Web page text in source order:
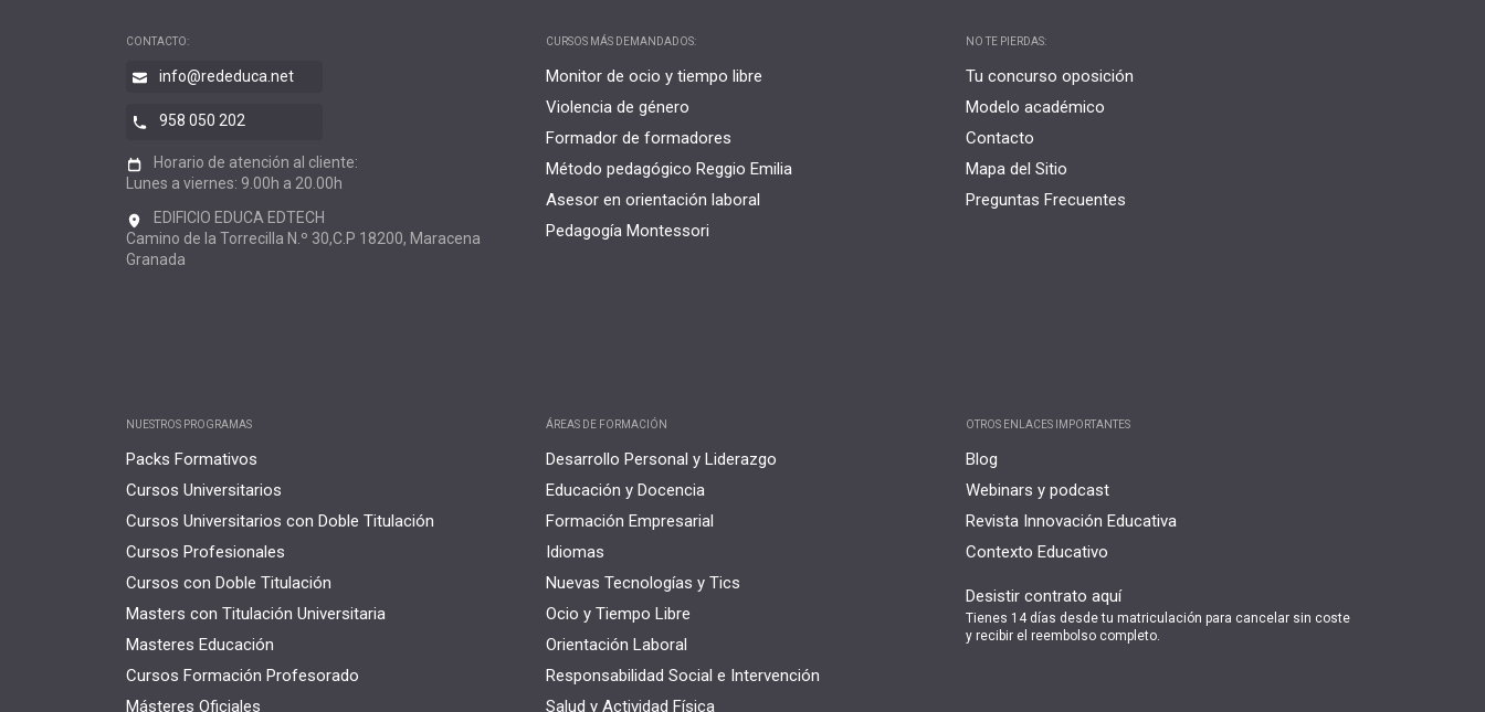
CONTACTO:
info@rededuca.net
958 050 202
Horario de atención al cliente:
Lunes a viernes: 9.00h a 20.00h
EDIFICIO EDUCA EDTECH
Camino de la Torrecilla N.º 30,C.P 18200, Maracena
Granada
CURSOS MÁS DEMANDADOS:
Monitor de ocio y tiempo libre
Violencia de género
Formador de formadores
Método pedagógico Reggio Emilia
Asesor en orientación laboral
Pedagogía Montessori
NO TE PIERDAS:
Tu concurso oposición
Modelo académico
Contacto
Mapa del Sitio
Preguntas Frecuentes
NUESTROS PROGRAMAS
Packs Formativos
Cursos Universitarios
Cursos Universitarios con Doble Titulación
Cursos Profesionales
Cursos con Doble Titulación
Masters con Titulación Universitaria
Masteres Educación
Cursos Formación Profesorado
Másteres Oficiales
ÁREAS DE FORMACIÓN
Desarrollo Personal y Liderazgo
Educación y Docencia
Formación Empresarial
Idiomas
Nuevas Tecnologías y Tics
Ocio y Tiempo Libre
Orientación Laboral
Responsabilidad Social e Intervención
Salud y Actividad Física
OTROS ENLACES IMPORTANTES
Blog
Webinars y podcast
Revista Innovación Educativa
Contexto Educativo
Desistir contrato aquí
Tienes 14 días desde tu matriculación para cancelar sin coste
y recibir el reembolso completo.